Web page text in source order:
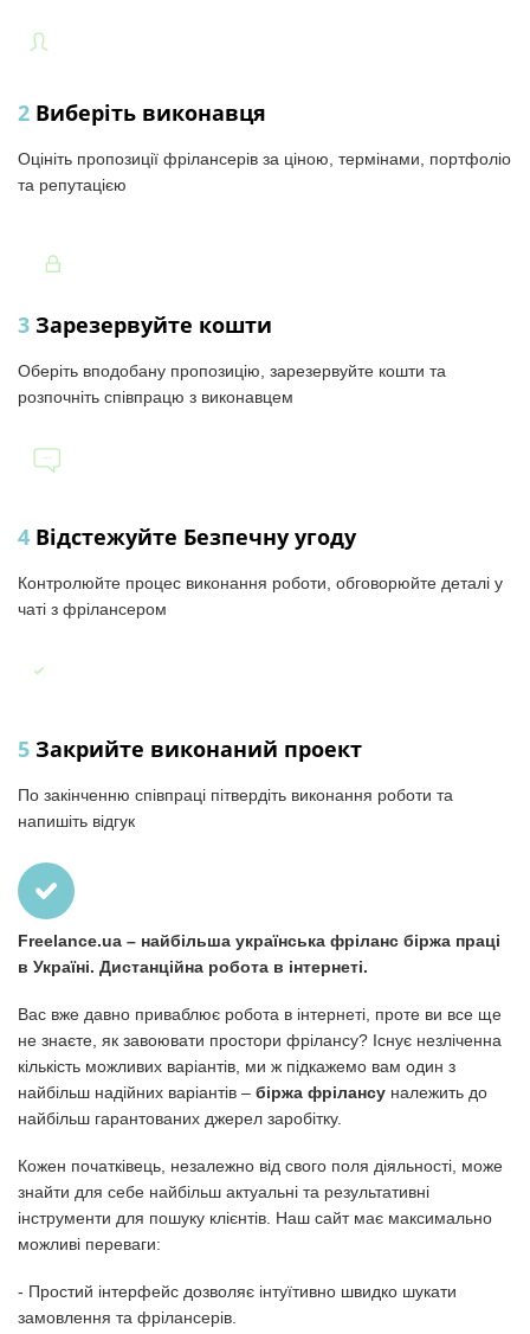
2 Виберіть виконавця
Оцініть пропозиції фрілансерів за ціною, термінами, портфоліо
та репутацією
3 Зарезервуйте кошти
Оберіть вподобану пропозицію, зарезервуйте кошти та
розпочніть співпрацю з виконавцем
4 Відстежуйте Безпечну угоду
Контролюйте процес виконання роботи, обговорюйте деталі у
чаті з фрілансером
5 Закрийте виконаний проект
По закінченню співпраці пітвердіть виконання роботи та
напишіть відгук
Freelance.ua – найбільша українська фріланс біржа праці
в Україні. Дистанційна робота в інтернеті.
Вас вже давно приваблює робота в інтернеті, проте ви все ще
не знаєте, як завоювати простори фрілансу? Існує незліченна
кількість можливих варіантів, ми ж підкажемо вам один з
найбільш надійних варіантів – біржа фрілансу належить до
найбільш гарантованих джерел заробітку.
Кожен початківець, незалежно від свого поля діяльності, може
знайти для себе найбільш актуальні та результативні
інструменти для пошуку клієнтів. Наш сайт має максимально
можливі переваги:
- Простий інтерфейс дозволяє інтуїтивно швидко шукати
замовлення та фрілансерів.